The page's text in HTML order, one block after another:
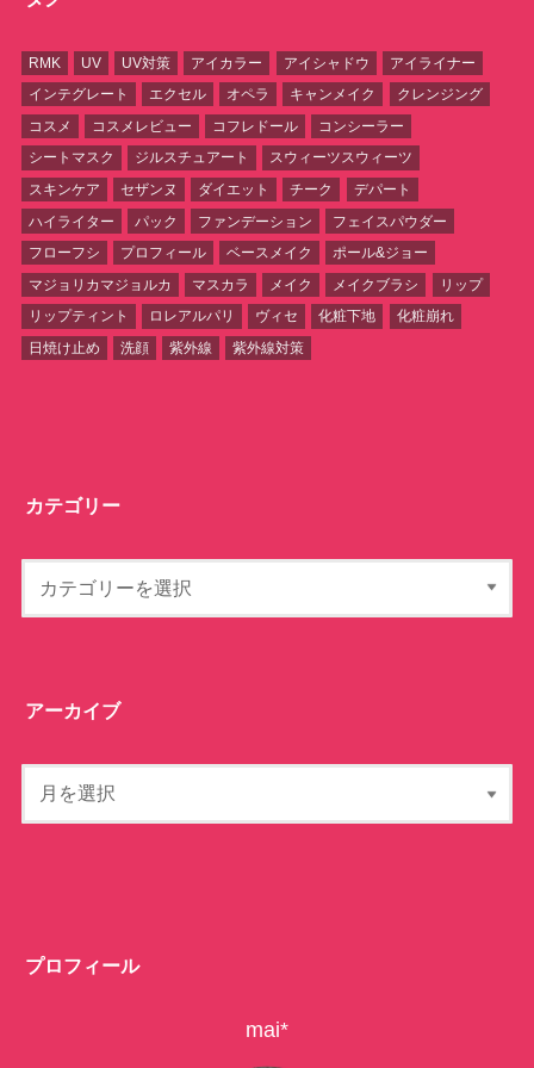
RMK UV UV対策 アイカラー アイシャドウ
アイライナー
インテグレート
エクセル オペラ キャンメイク
クレンジング
コスメ
コスメレビュー コフレドール
コンシーラー
シートマスク
ジルスチュアート
スウィーツスウィーツ
スキンケア
セザンヌ ダイエット チーク
デパート
ハイライター
パック ファンデーション
フェイスパウダー
フローフシ
プロフィール ベースメイク
ポール&ジョー
マジョリカマジョルカ
マスカラ メイク メイクブラシ
リップ
リップティント
ロレアルパリ ヴィセ 化粧下地
化粧崩れ
日焼け止め
洗顔 紫外線 紫外線対策
カテゴリー
アーカイブ
プロフィール
mai*